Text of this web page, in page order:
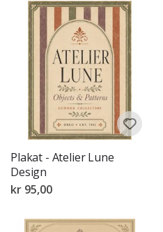
Plakat - Atelier Lune
Design
kr 95,00